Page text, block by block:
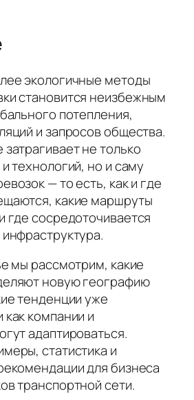
экологичные методы
становится неизбежным
потепления,
и запросов общества.
не только
технологий, но и саму
— то есть, как и где
какие маршруты
где сосредоточивается
мы рассмотрим, какие
новую географию
тенденции уже
компании и
адаптироваться.
статистика и
для бизнеса
транспортной сети.